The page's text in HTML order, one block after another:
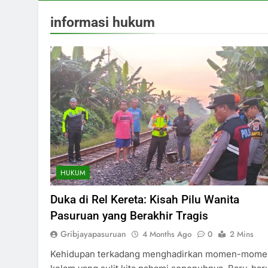
informasi hukum
HUKUM
Duka di Rel Kereta: Kisah Pilu Wanita
Pasuruan yang Berakhir Tragis
Gribjayapasuruan 4 Months Ago 0
2 Mins
Kehidupan terkadang menghadirkan momen-